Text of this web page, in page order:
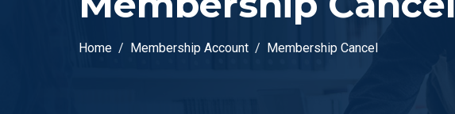
Home Membership Account Membership Cancel